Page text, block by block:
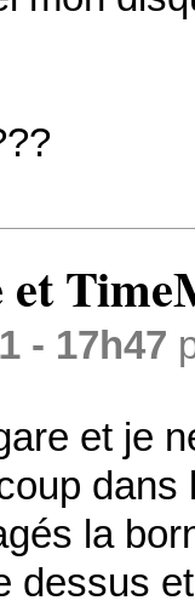
- 17h47
et je
la